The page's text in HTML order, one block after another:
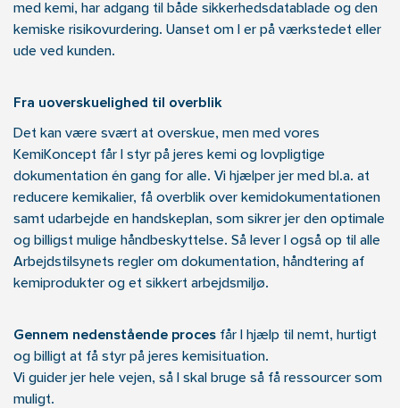
med kemi, har adgang til både sikkerhedsdatablade og den
kemiske risikovurdering. Uanset om I er på værkstedet eller
ude ved kunden.
Fra uoverskuelighed til overblik
Det kan være svært at overskue, men med vores
KemiKoncept får I styr på jeres kemi og lovpligtige
dokumentation én gang for alle. Vi hjælper jer med bl.a. at
reducere kemikalier, få overblik over kemidokumentationen
samt udarbejde en handskeplan, som sikrer jer den optimale
og billigst mulige håndbeskyttelse. Så lever I også op til alle
Arbejdstilsynets regler om dokumentation, håndtering af
kemiprodukter og et sikkert arbejdsmiljø.
Gennem nedenstående proces får I hjælp til nemt, hurtigt
og billigt at få styr på jeres kemisituation.
Vi guider jer hele vejen, så I skal bruge så få ressourcer som
muligt.